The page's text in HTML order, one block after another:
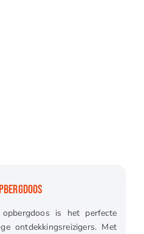
is het perfecte
ontdekkingsreizigers. Met